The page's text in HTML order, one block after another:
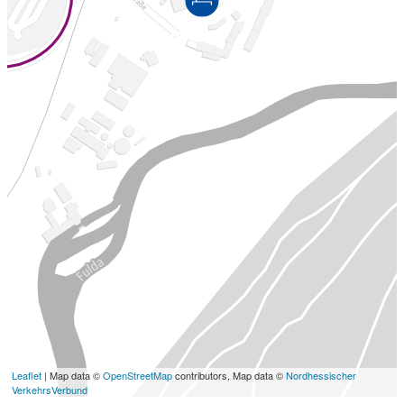
Leaflet | Map data ©OpenStreetMapcontributors, Map data ©Nordhessischer
VerkehrsVerbund